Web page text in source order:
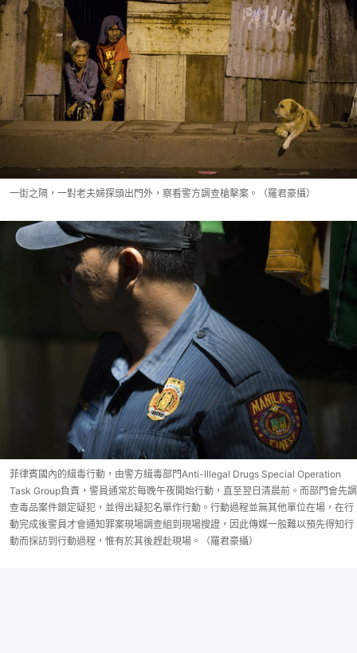
一街之隔，一對老夫婦探頭出門外，察看警方調查槍擊案。（羅君豪攝）
菲律賓國內的緝毒行動，由警方緝毒部門Anti-Illegal Drugs Special Operation
Task Group負責，警員通常於每晚午夜開始行動，直至翌日清晨前。而部門會先調
查毒品案件鎖定疑犯，並得出疑犯名單作行動。行動過程並無其他單位在場，在行
動完成後警員才會通知罪案現場調查組到現場搜證，因此傳媒一般難以預先得知行
動而採訪到行動過程，惟有於其後趕赴現場。（羅君豪攝）